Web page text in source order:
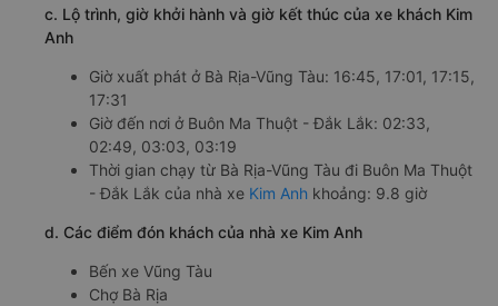
c. Lộ trình, giờ khởi hành và giờ kết thúc của xe khách Kim
Anh
Giờ xuất phát ở Bà Rịa-Vũng Tàu: 16:45, 17:01, 17:15,
17:31
Giờ đến nơi ở Buôn Ma Thuột - Đắk Lắk: 02:33,
02:49, 03:03, 03:19
Thời gian chạy từ Bà Rịa-Vũng Tàu đi Buôn Ma Thuột
- Đắk Lắk của nhà xe Kim Anh khoảng: 9.8 giờ
d. Các điểm đón khách của nhà xe Kim Anh
Bến xe Vũng Tàu
Chợ Bà Rịa